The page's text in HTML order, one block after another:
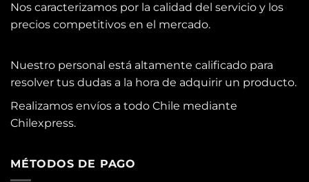
Nos caracterizamos por la calidad del servicio y los
precios competitivos en el mercado.
Nuestro personal está altamente calificado para
resolver tus dudas a la hora de adquirir un producto.
Realizamos envíos a todo Chile mediante
Chilexpress.
MÉTODOS DE PAGO